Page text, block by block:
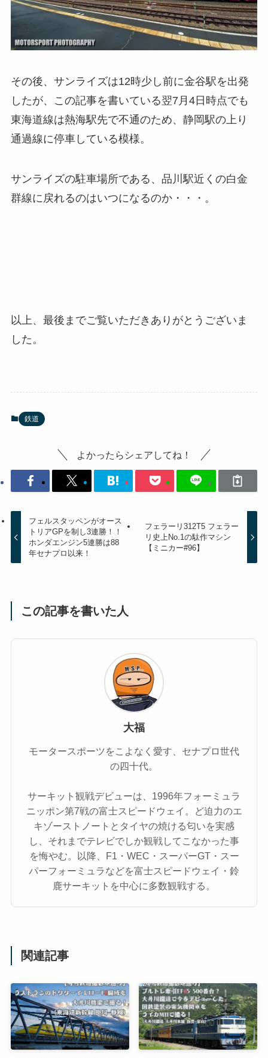
その後、サンライズは12時少し前に金谷駅を出発
したが、この記事を書いている翌7月4日時点でも
東海道線は熱海駅先で不通のため、静岡駅の上り
通過線に停車している模様。
サンライズの駐車場所である、品川駅近くの白金
群線に戻れるのはいつになるのか・・・。
以上、最後までご覧いただきありがとうございま
した。
鉄道
よかったらシェアしてね！
フェルスタッペンがオース
トリアGPを制し3連勝！！
ホンダエンジン5連勝は88
年セナプロ以来！
フェラーリ312T5 フェラー
リ史上No.1の駄作マシン
【ミニカー#96】
この記事を書いた人
大福
モータースポーツをこよなく愛す、セナプロ世代
の四十代。
サーキット観戦デビューは、1996年フォーミュラ
ニッポン第7戦の富士スピードウェイ。ど迫力のエ
キゾーストノートとタイヤの焼ける匂いを実感
し、それまでテレビでしか観戦してこなかった事
を悔やむ。以降、F1・WEC・スーパーGT・スー
パーフォーミュラなどを富士スピードウェイ・鈴
鹿サーキットを中心に多数観戦する。
関連記事